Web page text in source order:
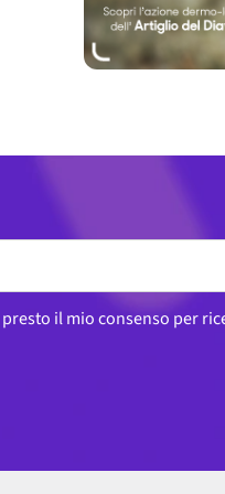
il mio consenso per